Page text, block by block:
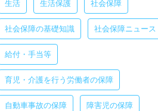
生活 生活保護 社会保障
社会保障の基礎知識 社会保障ニュース
給付・手当等
育児・介護を行う労働者の保障
自動車事故の保障 障害児の保障